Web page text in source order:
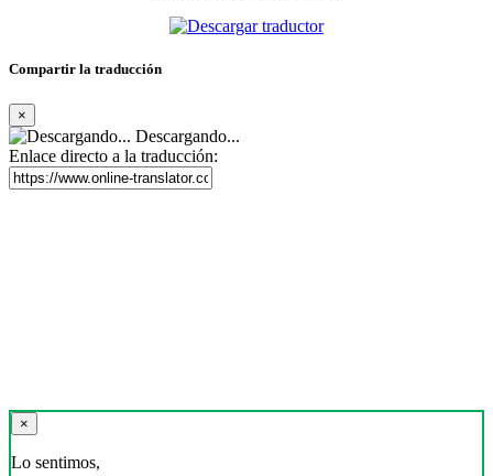
Compartir la traducción
×
Descargando...
Enlace directo a la traducción:
×
Lo sentimos,